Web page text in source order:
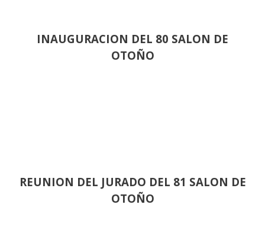
INAUGURACION DEL 80 SALON DE
OTOÑO
REUNION DEL JURADO DEL 81 SALON DE
OTOÑO